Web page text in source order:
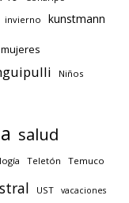
invierno kunstmann
mujeres
Niños
salud
Teletón Temuco
UST vacaciones